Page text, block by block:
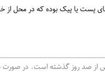
پست یا پیک بوده که در محل از
از صد روز گذشته است. در صورت